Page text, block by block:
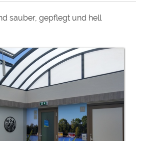
sauber, gepflegt und hell